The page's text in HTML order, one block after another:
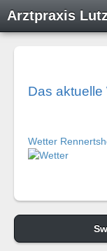
Arztpraxis
Das aktuelle
Wetter